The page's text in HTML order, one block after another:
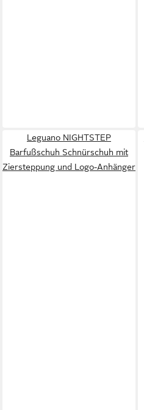
Leguano NIGHTSTEP
Barfußschuh Schnürschuh mit
Ziersteppung und Logo-Anhänger